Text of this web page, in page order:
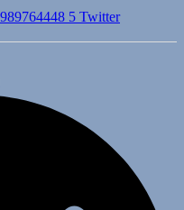
5 Twitter